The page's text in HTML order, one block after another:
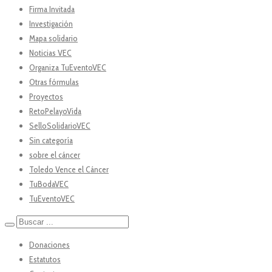
Firma Invitada
Investigación
Mapa solidario
Noticias VEC
Organiza TuEventoVEC
Otras fórmulas
Proyectos
RetoPelayoVida
SelloSolidarioVEC
Sin categoría
sobre el cáncer
Toledo Vence el Cáncer
TuBodaVEC
TuEventoVEC
Donaciones
Estatutos